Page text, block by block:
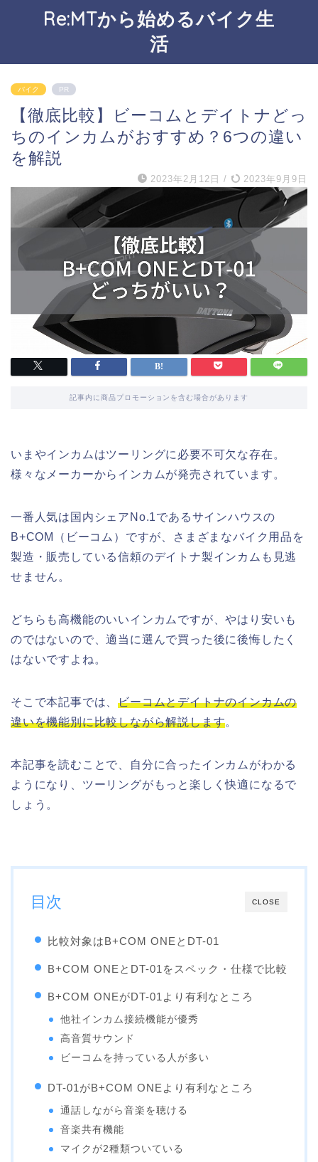
Re:MTから始めるバイク生
活
バイク PR
【徹底比較】ビーコムとデイトナどっ
ちのインカムがおすすめ？6つの違い
を解説
2023年2月12日 / 2023年9月9日
記事内に商品プロモーションを含む場合があります
いまやインカムはツーリングに必要不可欠な存在。
様々なメーカーからインカムが発売されています。
一番人気は国内シェアNo.1であるサインハウスの
B+COM（ビーコム）ですが、さまざまなバイク用品を
製造・販売している信頼のデイトナ製インカムも見逃
せません。
どちらも高機能のいいインカムですが、やはり安いも
のではないので、適当に選んで買った後に後悔したく
はないですよね。
そこで本記事では、ビーコムとデイトナのインカムの
違いを機能別に比較しながら解説します。
本記事を読むことで、自分に合ったインカムがわかる
ようになり、ツーリングがもっと楽しく快適になるで
しょう。
CLOSE
目次
比較対象はB+COM ONEとDT-01
B+COM ONEとDT-01をスペック・仕様で比較
B+COM ONEがDT-01より有利なところ
他社インカム接続機能が優秀
高音質サウンド
ビーコムを持っている人が多い
DT-01がB+COM ONEより有利なところ
通話しながら音楽を聴ける
音楽共有機能
マイクが2種類ついている